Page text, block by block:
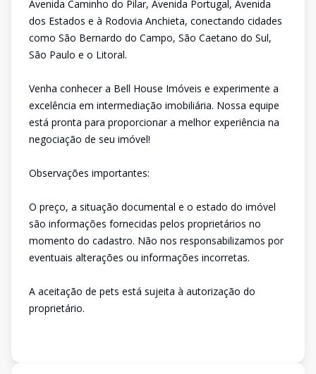
Avenida Caminho do Pilar, Avenida Portugal, Avenida
dos Estados e à Rodovia Anchieta, conectando cidades
como São Bernardo do Campo, São Caetano do Sul,
São Paulo e o Litoral.
Venha conhecer a Bell House Imóveis e experimente a
excelência em intermediação imobiliária. Nossa equipe
está pronta para proporcionar a melhor experiência na
negociação de seu imóvel!
Observações importantes:
O preço, a situação documental e o estado do imóvel
são informações fornecidas pelos proprietários no
momento do cadastro. Não nos responsabilizamos por
eventuais alterações ou informações incorretas.
A aceitação de pets está sujeita à autorização do
proprietário.